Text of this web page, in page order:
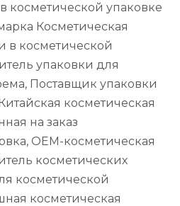
упаковке
Косметическая
в косметической
упаковки для
Поставщик упаковки
косметическая
на заказ
OEM-косметическая
косметических
косметической
косметическая